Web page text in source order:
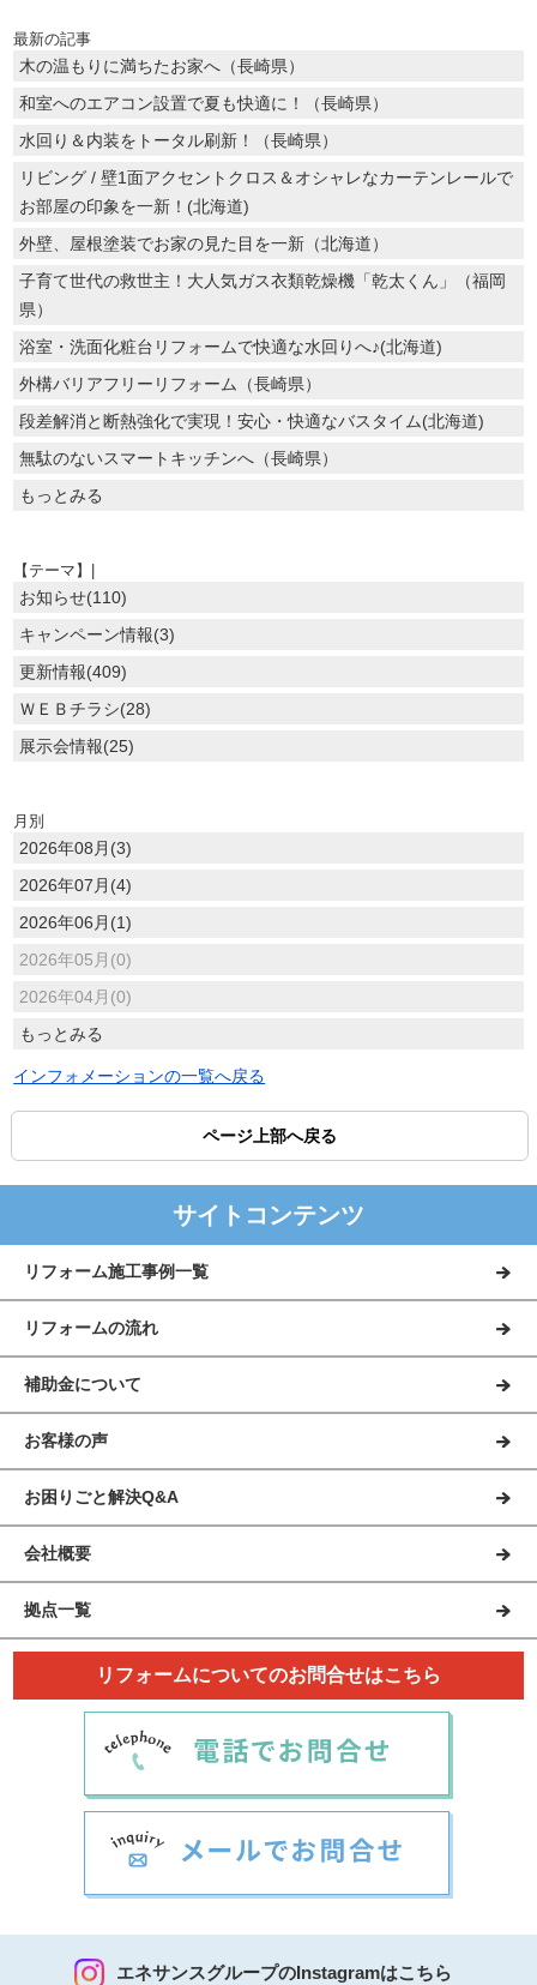
最新の記事
木の温もりに満ちたお家へ（長崎県）
和室へのエアコン設置で夏も快適に！（長崎県）
水回り＆内装をトータル刷新！（長崎県）
リビング / 壁1面アクセントクロス＆オシャレなカーテンレールで
お部屋の印象を一新！(北海道)
外壁、屋根塗装でお家の見た目を一新（北海道）
子育て世代の救世主！大人気ガス衣類乾燥機「乾太くん」（福岡
県）
浴室・洗面化粧台リフォームで快適な水回りへ♪(北海道)
外構バリアフリーリフォーム（長崎県）
段差解消と断熱強化で実現！安心・快適なバスタイム(北海道)
無駄のないスマートキッチンへ（長崎県）
もっとみる
【テーマ】|
お知らせ(110)
キャンペーン情報(3)
更新情報(409)
ＷＥＢチラシ(28)
展示会情報(25)
月別
2026年08月(3)
2026年07月(4)
2026年06月(1)
2026年05月(0)
2026年04月(0)
もっとみる
インフォメーションの一覧へ戻る
ページ上部へ戻る
サイトコンテンツ
リフォーム施工事例一覧
リフォームの流れ
補助金について
お客様の声
お困りごと解決Q&A
会社概要
拠点一覧
リフォームについてのお問合せはこちら
エネサンスグループのInstagramはこちら